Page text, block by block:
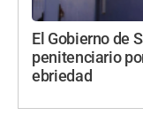
El Gobierno de
penitenciario
ebriedad